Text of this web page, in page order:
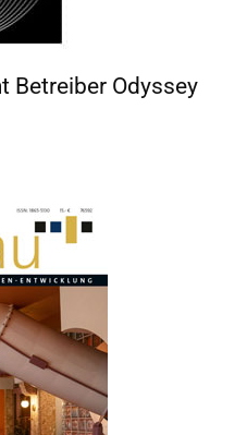
Betreiber Odyssey